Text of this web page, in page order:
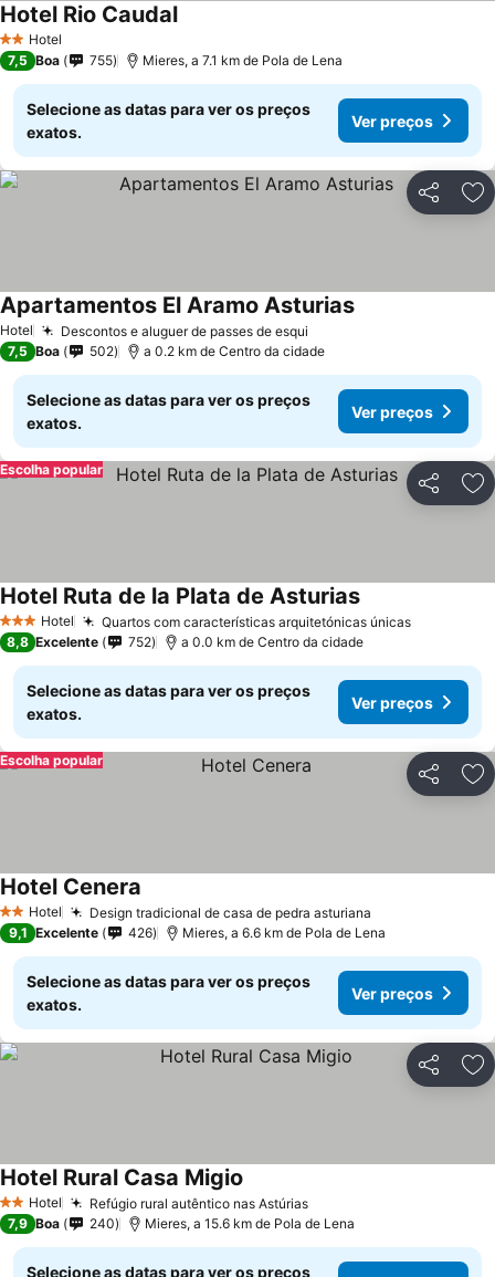
2 Estrelas
Hotel
Hotel Rio CaudalVer preços
7,5 Boa 755 Mieres, a 7.1 km de Pola de Lena
Selecione as datas para ver os preços
exatos.
Ver preços
Partilhar
Hotel Descontos e aluguer de passes de esqui
Apartamentos El Aramo AsturiasVer preços
7,5 Boa 502 a 0.2 km de Centro da cidade
Selecione as datas para ver os preços
exatos.
Ver preços
Partilhar
Escolha popular
3 EstrelasHotel Quartos com características arquitetónicas únicasVer
Hotel Ruta de la Plata de AsturiasVer preços
8,8 Excelente 752 a 0.0 km de Centro da cidade
Selecione as datas para ver os preços
exatos.
Ver preços
Partilhar
Escolha popular
2 Estrelas
Hotel Design tradicional de casa de pedra asturiana
Hotel Cenera
9,1 Excelente 426 Mieres, a 6.6 km de Pola de Lena
Selecione as datas para ver os preços
exatos.
Ver preços
Partilhar
2 Estrelas
Hotel Refúgio rural autêntico nas AstúriasVer preços
Hotel Rural Casa Migio
7,9 Boa 240 Mieres, a 15.6 km de Pola de Lena
Selecione as datas para ver os preços